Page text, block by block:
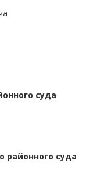
суда
районного суда